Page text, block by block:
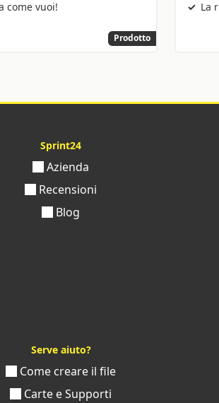
come vuoi!
Prodotto
La
Sprint24
Azienda
Recensioni
Blog
Serve aiuto?
Come creare il file
Carte e Supporti